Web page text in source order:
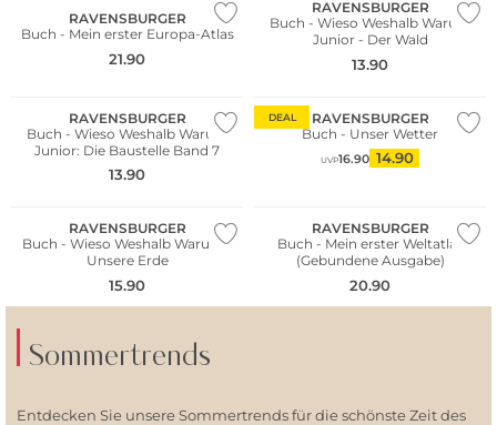
RAVENSBURGER
Buch - Mein erster Europa-Atlas
21.90
RAVENSBURGER
Buch - Wieso Weshalb Warum
Junior - Der Wald
13.90
RAVENSBURGER
Buch - Wieso Weshalb Warum
Junior: Die Baustelle Band 7
13.90
DEAL
RAVENSBURGER
Buch - Unser Wetter
UVP16.90 14.90
RAVENSBURGER
Buch - Wieso Weshalb Warum -
Unsere Erde
15.90
RAVENSBURGER
Buch - Mein erster Weltatlas
(Gebundene Ausgabe)
20.90
Sommertrends
Entdecken Sie unsere Sommertrends für die schönste Zeit des